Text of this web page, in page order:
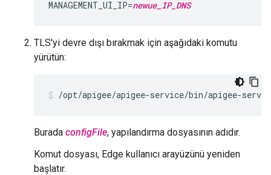
MANAGEMENT_UI_IP=newue_IP_DNS
TLS'yi devre dışı bırakmak için aşağıdaki komutu
yürütün:
/opt/apigee/apigee-service/bin/apigee-
Burada configFile, yapılandırma dosyasının adıdır.
Komut dosyası, Edge kullanıcı arayüzünü yeniden
başlatır.